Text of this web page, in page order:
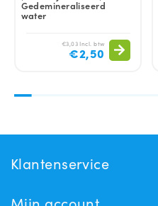
Gedemineraliseerd
water
€3,03 Incl. btw
€2,50
Klantenservice